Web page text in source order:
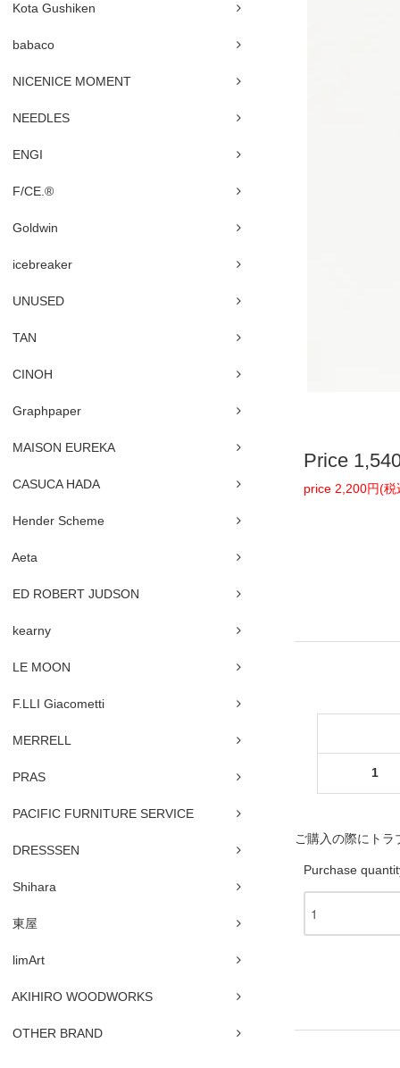
Kota Gushiken
babaco
NICENICE MOMENT
NEEDLES
ENGI
F/CE.®
Goldwin
icebreaker
UNUSED
TAN
CINOH
Graphpaper
MAISON EUREKA
CASUCA HADA
Hender Scheme
Aeta
ED ROBERT JUDSON
kearny
LE MOON
F.LLI Giacometti
MERRELL
PRAS
PACIFIC FURNITURE SERVICE
DRESSSEN
Shihara
東屋
limArt
AKIHIRO WOODWORKS
OTHER BRAND
Price
price 2,200円(
1
ご購入の際にト
Purchase